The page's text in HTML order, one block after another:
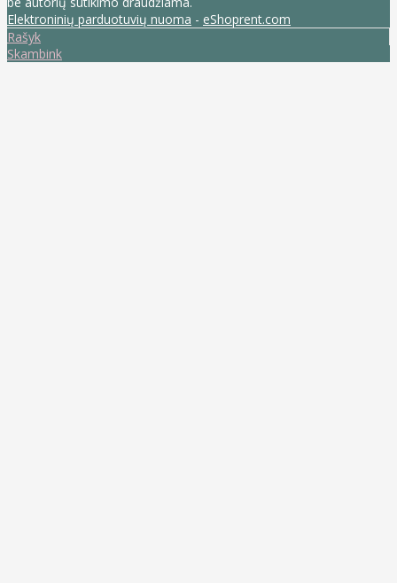
Elektroninių parduotuvių nuoma - eShoprent.com
Rašyk
Skambink